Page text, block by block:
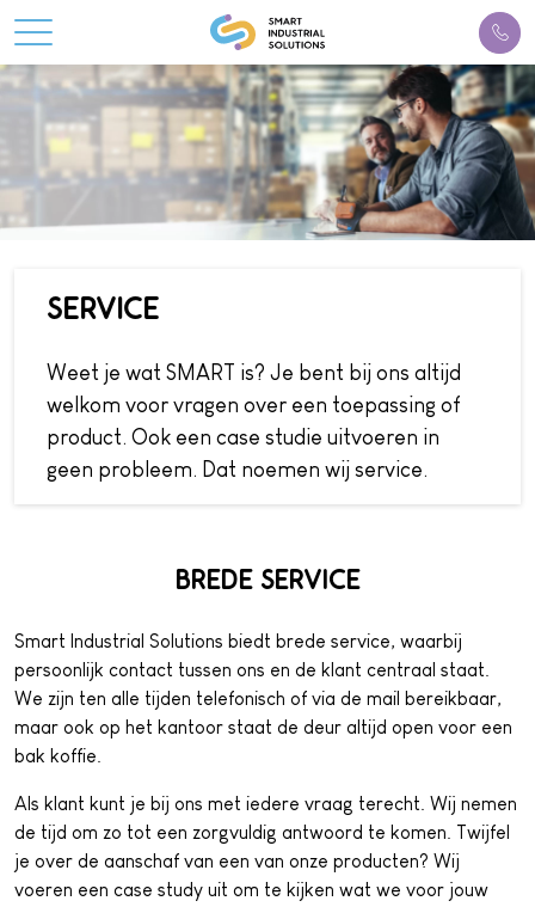
SERVICE
Weet je wat SMART is? Je bent bij ons altijd
welkom voor vragen over een toepassing of
product. Ook een case studie uitvoeren in
geen probleem. Dat noemen wij service.
BREDE SERVICE
Smart Industrial Solutions biedt brede service, waarbij
persoonlijk contact tussen ons en de klant centraal staat.
We zijn ten alle tijden telefonisch of via de mail bereikbaar,
maar ook op het kantoor staat de deur altijd open voor een
bak koffie.
Als klant kunt je bij ons met iedere vraag terecht. Wij nemen
de tijd om zo tot een zorgvuldig antwoord te komen. Twijfel
je over de aanschaf van een van onze producten? Wij
voeren een case study uit om te kijken wat we voor jouw